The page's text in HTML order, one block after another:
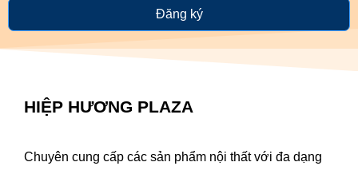
Đăng ký
HIỆP HƯƠNG PLAZA
Chuyên cung cấp các sản phẩm nội thất với đa dạng